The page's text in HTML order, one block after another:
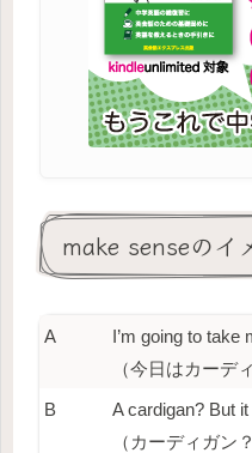
make senseのイ
A
I’m going to take
（今日はカーデ
B
A cardigan? But
（カーディガン